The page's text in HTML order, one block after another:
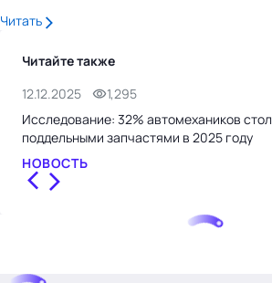
Читать
Читайте также
12.12.2025
1,295
Исследование: 32% автомехаников
поддельными запчастями в 2025 году
НОВОСТЬ